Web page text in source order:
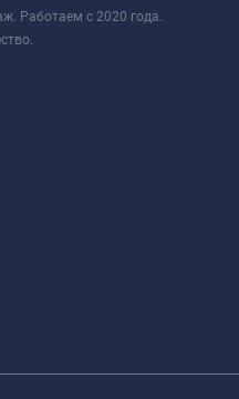
Работаем с 2020 года.